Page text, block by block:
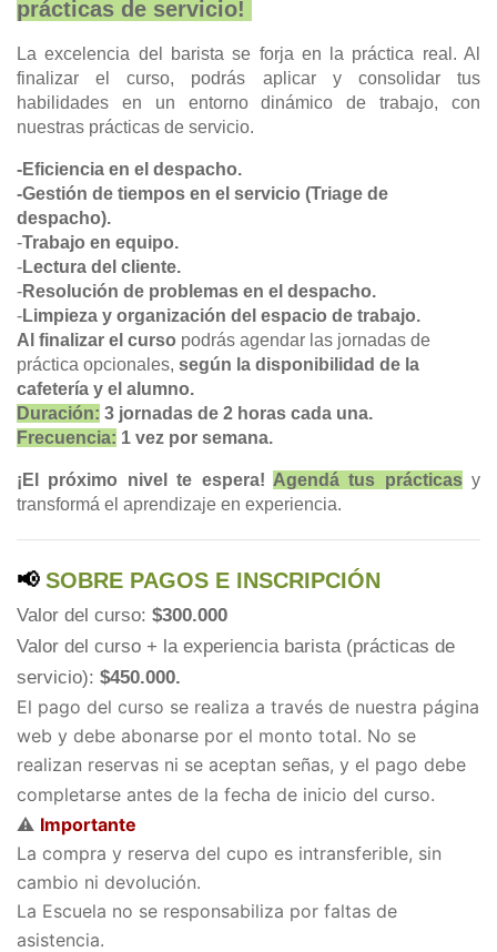
prácticas de servicio!
La excelencia del barista se forja en la práctica real. Al
finalizar el curso, podrás aplicar y consolidar tus
habilidades en un entorno dinámico de trabajo, con
nuestras prácticas de servicio.
-Eficiencia en el despacho.
-Gestión de tiempos en el servicio (Triage de
despacho).
-Trabajo en equipo.
-Lectura del cliente.
-Resolución de problemas en el despacho.
-Limpieza y organización del espacio de trabajo.
Al finalizar el curso podrás agendar las jornadas de
práctica opcionales, según la disponibilidad de la
cafetería y el alumno.
Duración: 3 jornadas de 2 horas cada una.
Frecuencia: 1 vez por semana.
¡El próximo nivel te espera! Agendá tus prácticas y
transformá el aprendizaje en experiencia.
📢 SOBRE PAGOS E INSCRIPCIÓN
Valor del curso: $300.000
Valor del curso + la experiencia barista (prácticas de
servicio): $450.000.
El pago del curso se realiza a través de nuestra página
web y debe abonarse por el monto total. No se
realizan reservas ni se aceptan señas, y el pago debe
completarse antes de la fecha de inicio del curso.
⚠️ Importante
La compra y reserva del cupo es intransferible, sin
cambio ni devolución.
La Escuela no se responsabiliza por faltas de
asistencia.